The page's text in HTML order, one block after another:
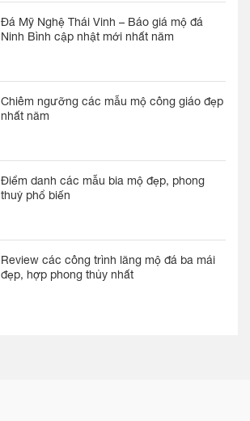
Đá Mỹ Nghệ Thái Vinh – Báo giá mộ đá
Ninh Bình cập nhật mới nhất năm
Chiêm ngưỡng các mẫu mộ công giáo đẹp
nhất năm
Điểm danh các mẫu bia mộ đẹp, phong
thuỷ phổ biến
Review các công trình lăng mộ đá ba mái
đẹp, hợp phong thủy nhất